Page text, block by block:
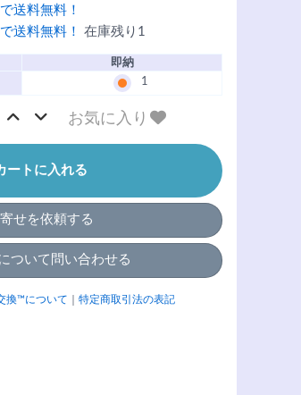
送料無料！
送料無料！ 在庫残り1
即納
1
お気に入り
ートに入れる
せを依頼する
ついて問い合わせる
換™について 特定商取引法の表記